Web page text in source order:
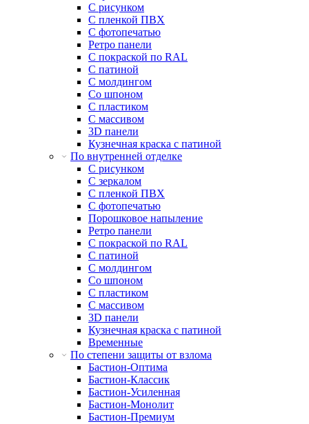
С рисунком
С пленкой ПВХ
С фотопечатью
Ретро панели
С покраской по RAL
С патиной
С молдингом
Со шпоном
С пластиком
С массивом
3D панели
Кузнечная краска с патиной
По внутренней отделке
С рисунком
С зеркалом
С пленкой ПВХ
С фотопечатью
Порошковое напыление
Ретро панели
С покраской по RAL
С патиной
С молдингом
Со шпоном
С пластиком
С массивом
3D панели
Кузнечная краска с патиной
Временные
По степени защиты от взлома
Бастион-Оптима
Бастион-Классик
Бастион-Усиленная
Бастион-Монолит
Бастион-Премиум